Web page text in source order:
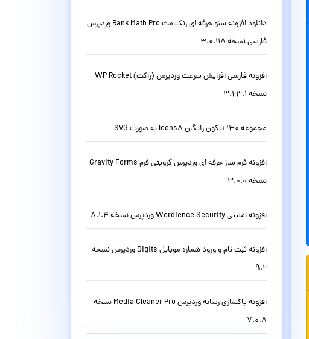
دانلود افزونه سئو حرفه ای رنک مث Rank Math Pro وردپرس
فارسی نسخه 3.0.118
افزونه فارسی افزایش سرعت وردپرس (راکت) WP Rocket
نسخه 3.23.1
مجموعه 130 آیکون رایگان Icons8 به صورت SVG
افزونه فرم ساز حرفه ای وردپرس گرویتی فرم Gravity Forms
نسخه 3.0.0
افزونه امنیتی Wordfence Security وردپرس نسخه 8.1.4
افزونه ثبت نام و ورود شماره موبایل Digits وردپرس نسخه
9.2
افزونه پاکسازی رسانه وردپرس Media Cleaner Pro نسخه
7.0.8